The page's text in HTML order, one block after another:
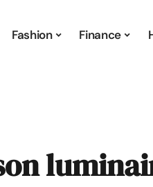
Fashion Finance